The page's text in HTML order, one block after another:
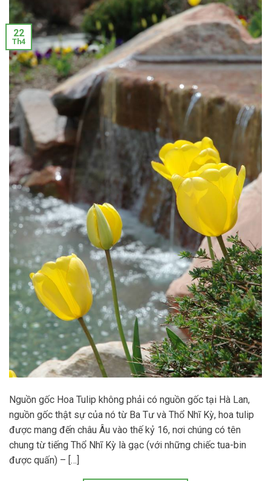
22
Th4
Nguồn gốc Hoa Tulip không phải có nguồn gốc tại Hà Lan,
nguồn gốc thật sự của nó từ Ba Tư và Thổ Nhĩ Kỳ, hoa tulip
được mang đến châu Âu vào thế kỷ 16, nơi chúng có tên
chung từ tiếng Thổ Nhĩ Kỳ là gạc (với những chiếc tua-bin
được quấn) – […]